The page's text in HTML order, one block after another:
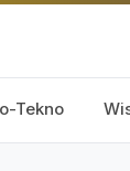
Tekno